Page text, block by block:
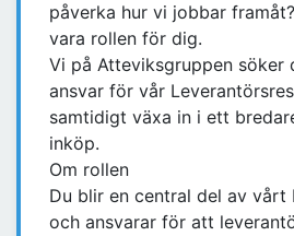
påverka hur vi jobbar
vara rollen för dig.
Vi på Atteviksgruppen söker
ansvar för vår
samtidigt växa in i ett
inköp.
Om rollen
Du blir en central del av vårt
och ansvarar för att